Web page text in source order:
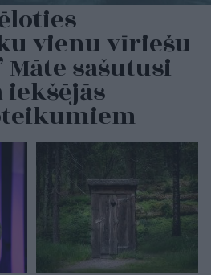
vienu vīriešu
sašutusi
iekšējās